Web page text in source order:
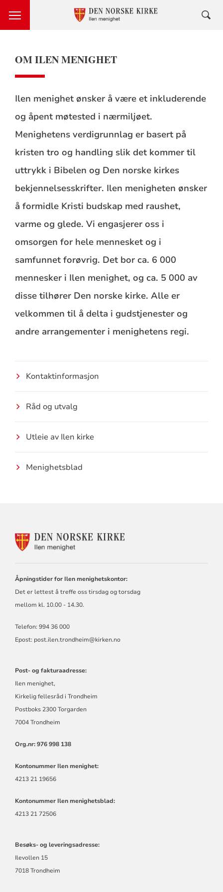
OM ILEN MENIGHET
Ilen menighet ønsker å være et inkluderende
og åpent møtested i nærmiljøet.
Menighetens verdigrunnlag er basert på
kristen tro og handling slik det kommer til
uttrykk i Bibelen og Den norske kirkes
bekjennelsesskrifter. Ilen menigheten ønsker
å formidle Kristi budskap med raushet,
varme og glede. Vi engasjerer oss i
omsorgen for hele mennesket og i
samfunnet forøvrig. Det bor ca. 6 000
mennesker i Ilen menighet, og ca. 5 000 av
disse tilhører Den norske kirke. Alle er
velkommen til å delta i gudstjenester og
andre arrangementer i menighetens regi.
Kontaktinformasjon
Råd og utvalg
Utleie av Ilen kirke
Menighetsblad
KONTAKTINFORMASJON
Åpningstider for Ilen menighetskontor:
Det er lettest å treffe oss tirsdag og torsdag
mellom kl. 10.00 - 14.30.
Telefon: 994 36 000
Epost: post.ilen.trondheim@kirken.no
Post- og fakturaadresse:
Ilen menighet,
Kirkelig fellesråd i Trondheim
Postboks 2300 Torgarden
7004 Trondheim
Org.nr: 976 998 138
Kontonummer Ilen menighet:
4213 21 19656
Kontonummer Ilen menighetsblad:
4213 21 72506
Besøks- og leveringsadresse:
Ilevollen 15
7018 Trondheim